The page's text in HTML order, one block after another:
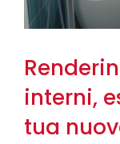
interni,
tua